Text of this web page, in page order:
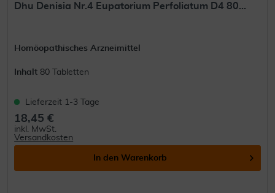
Dhu Denisia Nr.4 Eupatorium Perfoliatum D4 80...
Homöopathisches Arzneimittel
Inhalt 80 Tabletten
Lieferzeit 1-3 Tage
18,45 €
inkl. MwSt.
Versandkosten
In den Warenkorb